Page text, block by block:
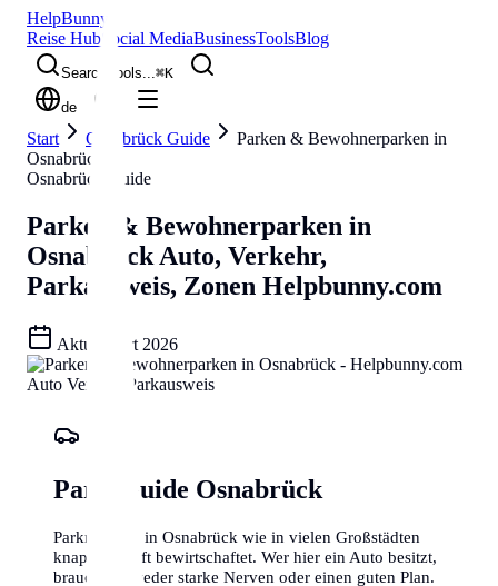
HelpBunny
Reise Hub Social MediaBusinessToolsBlog
Search tools...⌘K
de
Start Osnabrück Guide
Parken & Bewohnerparken in
Osnabrück
Osnabrück Guide
Parken & Bewohnerparken in
Osnabrück Auto, Verkehr,
Parkausweis, Zonen Helpbunny.com
Aktualisiert 2026
Park-Guide Osnabrück
Parkraum ist in Osnabrück wie in vielen Großstädten
knapp und oft bewirtschaftet. Wer hier ein Auto besitzt,
braucht entweder starke Nerven oder einen guten Plan.